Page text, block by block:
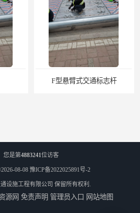
道路交通标志牌
您是第4883241位访客
08-08 豫ICP备2022025891号-2
设施工程有限公司 保留所有权利.
源网 免责声明 管理员入口 网站地图